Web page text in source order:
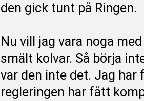
den gick tunt på Ringen.
Nu vill jag vara noga
smält kolvar. Så börja
var den inte det. Jag
regleringen har fått